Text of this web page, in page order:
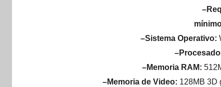
–Sistema Operativo:
–Memoria RAM:
–Memoria de Video: 128MB 3D